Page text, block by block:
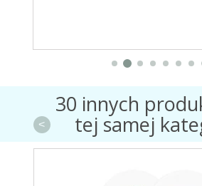
30 innych
tej samej
<